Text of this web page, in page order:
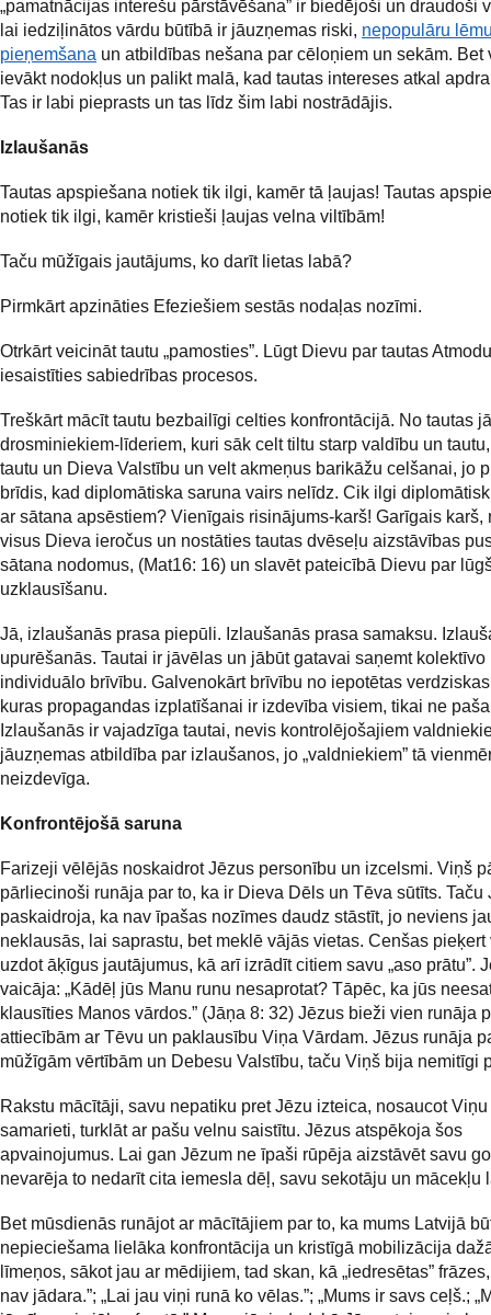
„pamatnācijas interešu pārstāvēšana” ir biedējoši un draudoši
lai iedziļinātos vārdu būtībā ir jāuzņemas riski, nepopulāru
pieņemšana un atbildības nešana par cēloņiem un sekām. Bet
ievākt nodokļus un palikt malā, kad tautas intereses atkal
Tas ir labi pieprasts un tas līdz šim labi nostrādājis.
Izlaušanās
Tautas apspiešana notiek tik ilgi, kamēr tā ļaujas! Tautas
notiek tik ilgi, kamēr kristieši ļaujas velna viltībām!
Taču mūžīgais jautājums, ko darīt lietas labā?
Pirmkārt apzināties Efeziešiem sestās nodaļas nozīmi.
Otrkārt veicināt tautu „pamosties”. Lūgt Dievu par tautas
iesaistīties sabiedrības procesos.
Treškārt mācīt tautu bezbailīgi celties konfrontācijā. No tautas
drosminiekiem-līderiem, kuri sāk celt tiltu starp valdību un
tautu un Dieva Valstību un velt akmeņus barikāžu celšanai, jo
brīdis, kad diplomātiska saruna vairs nelīdz. Cik ilgi
ar sātana apsēstiem? Vienīgais risinājums-karš! Garīgais karš,
visus Dieva ieročus un nostāties tautas dvēseļu aizstāvības
sātana nodomus, (Mat16: 16) un slavēt pateicībā Dievu par
uzklausīšanu.
Jā, izlaušanās prasa piepūli. Izlaušanās prasa samaksu.
upurēšanās. Tautai ir jāvēlas un jābūt gatavai saņemt kolektīvo
individuālo brīvību. Galvenokārt brīvību no iepotētas
kuras propagandas izplatīšanai ir izdevība visiem, tikai ne
Izlaušanās ir vajadzīga tautai, nevis kontrolējošajiem
jāuzņemas atbildība par izlaušanos, jo „valdniekiem” tā
neizdevīga.
Konfrontējošā saruna
Farizeji vēlējās noskaidrot Jēzus personību un izcelsmi. Viņš
pārliecinoši runāja par to, ka ir Dieva Dēls un Tēva sūtīts. Taču
paskaidroja, ka nav īpašas nozīmes daudz stāstīt, jo neviens
neklausās, lai saprastu, bet meklē vājās vietas. Cenšas pieķert
uzdot āķīgus jautājumus, kā arī izrādīt citiem savu „aso prātu”.
vaicāja: „Kādēļ jūs Manu runu nesaprotat? Tāpēc, ka jūs
klausīties Manos vārdos.” (Jāņa 8: 32) Jēzus bieži vien runāja
attiecībām ar Tēvu un paklausību Viņa Vārdam. Jēzus runāja
mūžīgām vērtībām un Debesu Valstību, taču Viņš bija nemitīgi
Rakstu mācītāji, savu nepatiku pret Jēzu izteica, nosaucot
samarieti, turklāt ar pašu velnu saistītu. Jēzus atspēkoja šos
apvainojumus. Lai gan Jēzum ne īpaši rūpēja aizstāvēt savu
nevarēja to nedarīt cita iemesla dēļ, savu sekotāju un mācekļu
Bet mūsdienās runājot ar mācītājiem par to, ka mums Latvijā
nepieciešama lielāka konfrontācija un kristīgā mobilizācija
līmeņos, sākot jau ar mēdijiem, tad skan, kā „iedresētas”
nav jādara.”; „Lai jau viņi runā ko vēlas.”; „Mums ir savs ceļš.;